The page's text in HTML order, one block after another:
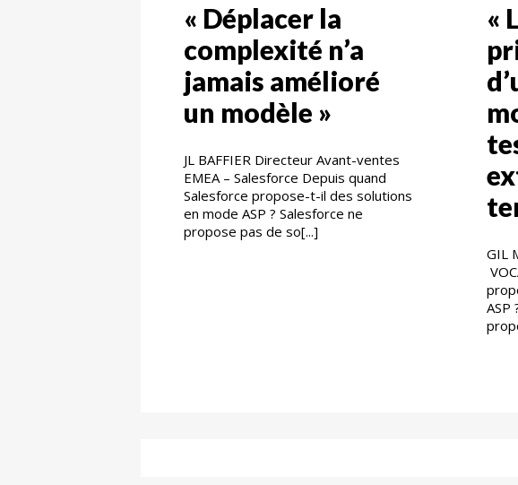
« Déplacer la
complexité n’a
jamais amélioré
un modèle »
JL BAFFIER Directeur Avant-ventes
EMEA – Salesforce Depuis quand
Salesforce propose-t-il des solutions
en mode ASP ? Salesforce ne
propose pas de so[...]
«
GIL
ASP